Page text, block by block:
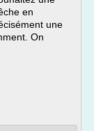
en
une
On